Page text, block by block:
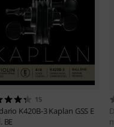
15
K420B-3 Kaplan GSS E
BE